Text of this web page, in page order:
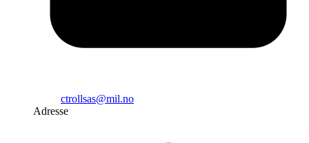
ctrollsas@mil.no
Adresse